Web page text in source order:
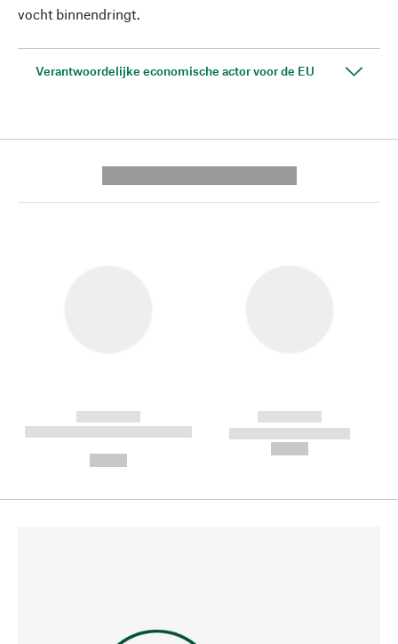
vocht binnendringt.
Verantwoordelijke economische actor voor de EU
------------
----------- ----------- --------
------------
----------- -----------